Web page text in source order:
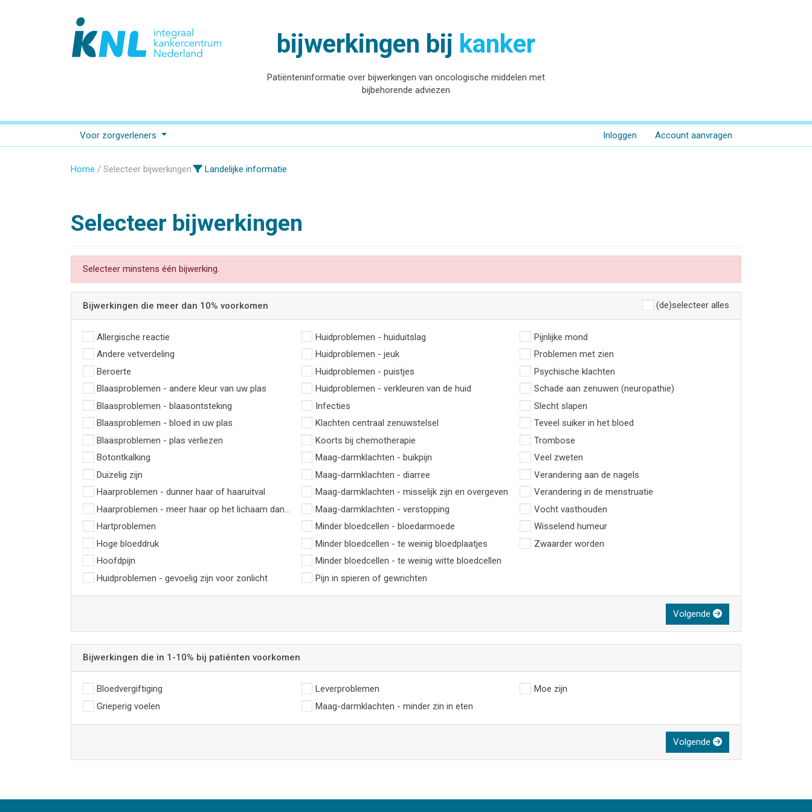
bijwerkingen bij kanker
Patiënteninformatie over bijwerkingen van oncologische middelen met
bijbehorende adviezen
Voor zorgverleners Inloggen Account aanvragen
Home Selecteer bijwerkingen Landelijke informatie
Selecteer bijwerkingen
Selecteer minstens één bijwerking.
Bijwerkingen die meer dan 10% voorkomen (de)selecteer alles
Allergische reactie
Andere vetverdeling
Beroerte
Blaasproblemen - andere kleur van uw plas
Blaasproblemen - blaasontsteking
Blaasproblemen - bloed in uw plas
Blaasproblemen - plas verliezen
Botontkalking
Duizelig zijn
Haarproblemen - dunner haar of haaruitval
Haarproblemen - meer haar op het lichaam dan normaal
Hartproblemen
Hoge bloeddruk
Hoofdpijn
Huidproblemen - gevoelig zijn voor zonlicht
Huidproblemen - huiduitslag
Huidproblemen - jeuk
Huidproblemen - puistjes
Huidproblemen - verkleuren van de huid
Infecties
Klachten centraal zenuwstelsel
Koorts bij chemotherapie
Maag-darmklachten - buikpijn
Maag-darmklachten - diarree
Maag-darmklachten - misselijk zijn en overgeven
Maag-darmklachten - verstopping
Minder bloedcellen - bloedarmoede
Minder bloedcellen - te weinig bloedplaatjes
Minder bloedcellen - te weinig witte bloedcellen
Pijn in spieren of gewrichten
Pijnlijke mond
Problemen met zien
Psychische klachten
Schade aan zenuwen (neuropathie)
Slecht slapen
Teveel suiker in het bloed
Trombose
Veel zweten
Verandering aan de nagels
Verandering in de menstruatie
Vocht vasthouden
Wisselend humeur
Zwaarder worden
Volgende
Bijwerkingen die in 1-10% bij patiënten voorkomen
Bloedvergiftiging
Grieperig voelen
Leverproblemen
Maag-darmklachten - minder zin in eten
Moe zijn
Volgende